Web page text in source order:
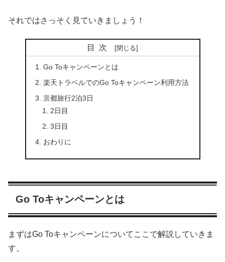
それではさっそく見ていきましょう！
目次
Go Toキャンペーンとは
楽天トラベルでのGo Toキャンペーン利用方法
京都旅行2泊3日
2日目
3日目
おわりに
Go Toキャンペーンとは
まずはGo Toキャンペーンについてここで解説していきま
す。